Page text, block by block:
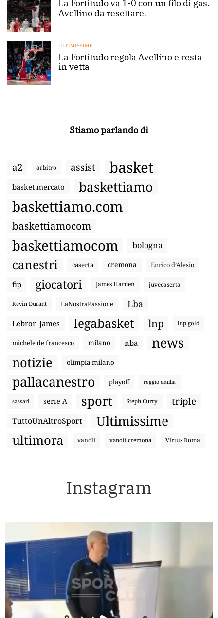
La Fortitudo va 1-0 con un filo di gas.
Avellino da resettare.
ULTIMISSIME
La Fortitudo regola Avellino e resta
in vetta
Stiamo parlando di
a2 arbitro assist basket
basket mercato baskettiamo
baskettiamo.com
baskettiamocom
baskettiamocom bologna
canestri caserta cremona Enrico d’Alesio
fip giocatori James Harden juvecaserta
Kevin Durant LaNostraPassione Lba
Lebron James legabasket lnp lnp gold
michele de francesco milano nba news
notizie olimpia milano
pallacanestro playoff reggio emilia
sassari serie A sport Steph Curry triple
TuttoUnAltroSport Ultimissime
ultimora vanoli vanoli cremona Virtus Roma
Instagram